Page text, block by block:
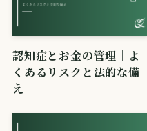
認知症とお金の管理｜よ
くあるリスクと法的な備
え